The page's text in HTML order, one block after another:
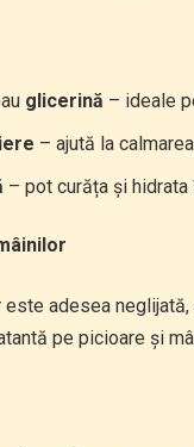
glicerină – ideale
– ajută la
– pot curăța și
adesea
pe picioare și